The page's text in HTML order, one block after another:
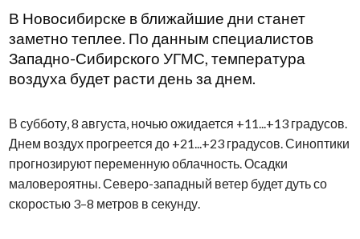
В Новосибирске в ближайшие дни станет
заметно теплее. По данным специалистов
Западно-Сибирского УГМС, температура
воздуха будет расти день за днем.
В субботу, 8 августа, ночью ожидается +11...+13 градусов.
Днем воздух прогреется до +21...+23 градусов. Синоптики
прогнозируют переменную облачность. Осадки
маловероятны. Северо-западный ветер будет дуть со
скоростью 3–8 метров в секунду.